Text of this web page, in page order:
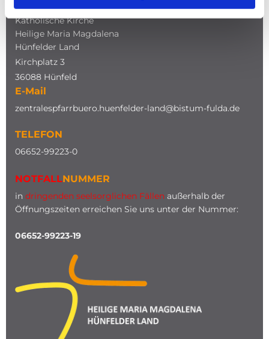
Katholische Kirche
Heilige Maria Magdalena
Hünfelder Land
Kirchplatz 3
36088 Hünfeld
E-Mail
zentralespfarrbuero.huenfelder-land@bistum-fulda.de
TELEFON
06652-99223-0
NOTFALLNUMMER
in dringenden seelsorglichen Fällen außerhalb der
Öffnungszeiten erreichen Sie uns unter der Nummer:
06652-99223-19